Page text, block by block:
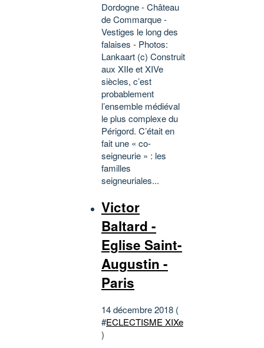
Dordogne - Château
de Commarque -
Vestiges le long des
falaises - Photos:
Lankaart (c) Construit
aux XIIe et XIVe
siècles, c’est
probablement
l’ensemble médiéval
le plus complexe du
Périgord. C’était en
fait une « co-
seigneurie » : les
familles
seigneuriales...
Victor
Baltard -
Eglise Saint-
Augustin -
Paris
14 décembre 2018 (
#ECLECTISME XIXe
)